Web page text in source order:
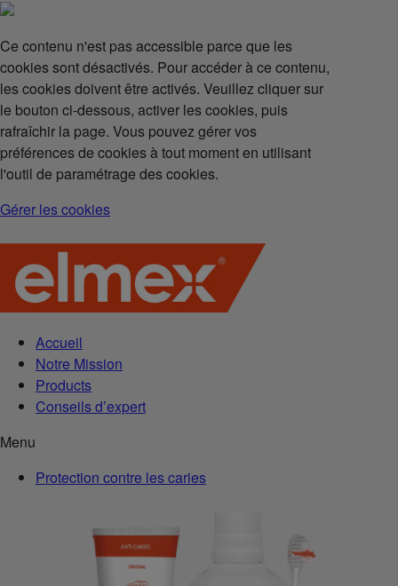
Ce contenu n'est pas accessible parce que les
cookies sont désactivés. Pour accéder à ce contenu,
les cookies doivent être activés. Veuillez cliquer sur
le bouton ci-dessous, activer les cookies, puis
rafraîchir la page. Vous pouvez gérer vos
préférences de cookies à tout moment en utilisant
l'outil de paramétrage des cookies.
Gérer les cookies
Accueil
Notre Mission
Products
Conseils d’expert
Menu
Protection contre les caries